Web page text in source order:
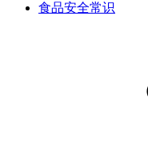
食品安全常识